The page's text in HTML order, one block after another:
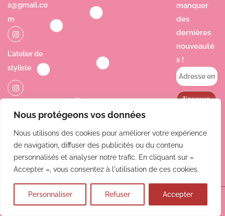
Nous protégeons vos données
Nous utilisons des cookies pour améliorer votre expérience
de navigation, diffuser des publicités ou du contenu
personnalisés et analyser notre trafic. En cliquant sur «
Accepter », vous consentez à l'utilisation de ces cookies.
Personnaliser Refuser Accepter
s@gmail.co
m
L'atelier de
styliste
manquer
des
dernières
nouveauté
s !